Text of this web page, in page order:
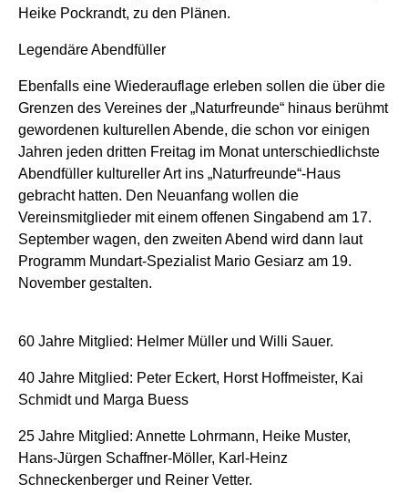
Heike Pockrandt, zu den Plänen.
Legendäre Abendfüller
Ebenfalls eine Wiederauflage erleben sollen die über die
Grenzen des Vereines der „Naturfreunde“ hinaus berühmt
gewordenen kulturellen Abende, die schon vor einigen
Jahren jeden dritten Freitag im Monat unterschiedlichste
Abendfüller kultureller Art ins „Naturfreunde“-Haus
gebracht hatten. Den Neuanfang wollen die
Vereinsmitglieder mit einem offenen Singabend am 17.
September wagen, den zweiten Abend wird dann laut
Programm Mundart-Spezialist Mario Gesiarz am 19.
November gestalten.
60 Jahre Mitglied: Helmer Müller und Willi Sauer.
40 Jahre Mitglied: Peter Eckert, Horst Hoffmeister, Kai
Schmidt und Marga Buess
25 Jahre Mitglied: Annette Lohrmann, Heike Muster,
Hans-Jürgen Schaffner-Möller, Karl-Heinz
Schneckenberger und Reiner Vetter.